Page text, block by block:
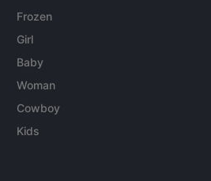
Frozen
Girl
Baby
Woman
Cowboy
Kids